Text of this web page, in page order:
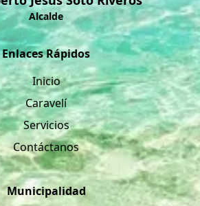
Alcalde
Enlaces Rápidos
Inicio
Caravelí
Servicios
Contáctanos
Municipalidad